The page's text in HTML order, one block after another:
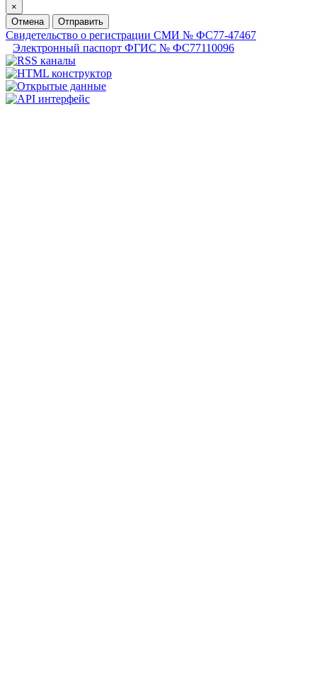
×
Отмена
Отправить
Свидетельство о регистрации СМИ № ФС77-47467
Электронный паспорт ФГИС № ФС77110096